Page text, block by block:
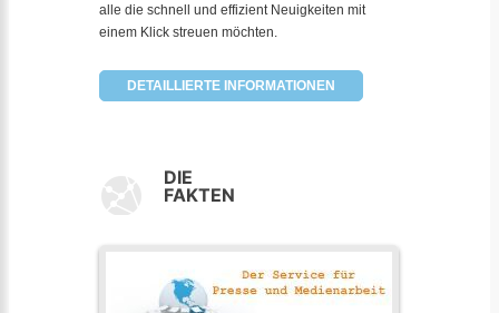
alle die schnell und effizient Neuigkeiten mit
einem Klick streuen möchten.
DETAILLIERTE INFORMATIONEN
DIE
FAKTEN